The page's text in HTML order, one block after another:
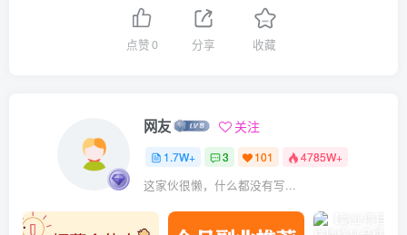
点赞0 分享 收藏
网友 关注
1.7W+ 3 101 4785W+
这家伙很懒，什么都没有写...